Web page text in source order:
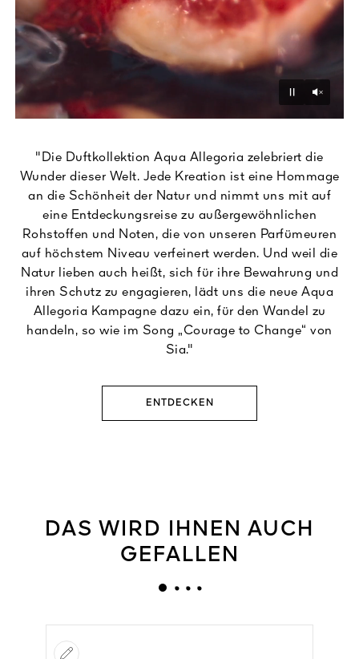
Pause
"Die Duftkollektion Aqua Allegoria zelebriert die
Wunder dieser Welt. Jede Kreation ist eine Hommage
an die Schönheit der Natur und nimmt uns mit auf
eine Entdeckungsreise zu außergewöhnlichen
Rohstoffen und Noten, die von unseren Parfümeuren
auf höchstem Niveau verfeinert werden. Und weil die
Natur lieben auch heißt, sich für ihre Bewahrung und
ihren Schutz zu engagieren, lädt uns die neue Aqua
Allegoria Kampagne dazu ein, für den Wandel zu
handeln, so wie im Song „Courage to Change“ von
Sia."
ENTDECKEN
DAS WIRD IHNEN AUCH
GEFALLEN